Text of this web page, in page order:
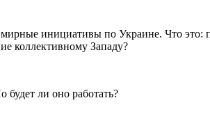
инициативы по Украине. Что это:
коллективному Западу?
ли оно работать?